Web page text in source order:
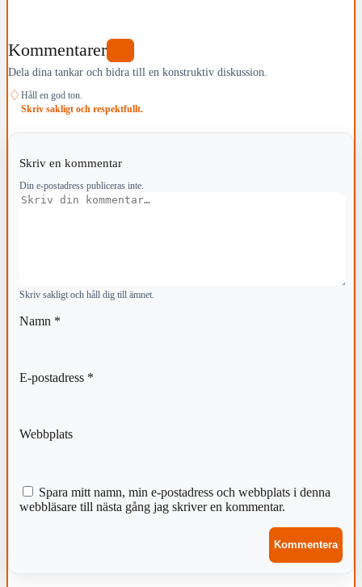
Kommentarer
Dela dina tankar och bidra till en konstruktiv diskussion.
♢ Håll en god ton.
Skriv sakligt och respektfullt.
Skriv en kommentar
Din e-postadress publiceras inte.
Kommentar
Skriv sakligt och håll dig till ämnet.
Namn *
E-postadress *
Webbplats
Spara mitt namn, min e-postadress och webbplats i denna
webbläsare till nästa gång jag skriver en kommentar.